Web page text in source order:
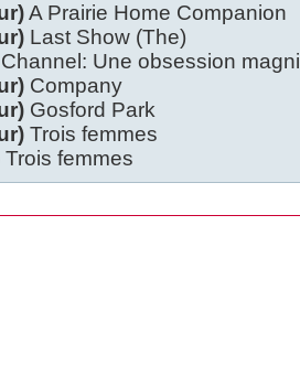
A Prairie Home Companion
Last Show (The)
Une obsession
Company
Gosford Park
Trois femmes
Trois femmes